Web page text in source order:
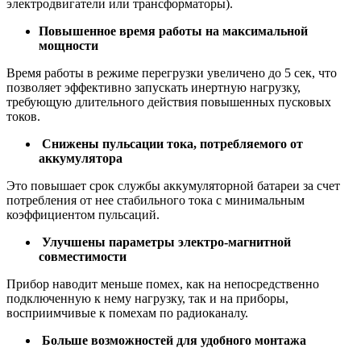
электродвигатели или трансформаторы).
Повышенное время работы на максимальной
мощности
Время работы в режиме перегрузки увеличено до 5 сек, что
позволяет эффективно запускать инертную нагрузку,
требующую длительного действия повышенных пусковых
токов.
Снижены пульсации тока, потребляемого от
аккумулятора
Это повышает срок службы аккумуляторной батареи за счет
потребления от нее стабильного тока с минимальным
коэффициентом пульсаций.
Улучшены параметры электро-магнитной
совместимости
Прибор наводит меньше помех, как на непосредственно
подключенную к нему нагрузку, так и на приборы,
восприимчивые к помехам по радиоканалу.
Больше возможностей для удобного монтажа